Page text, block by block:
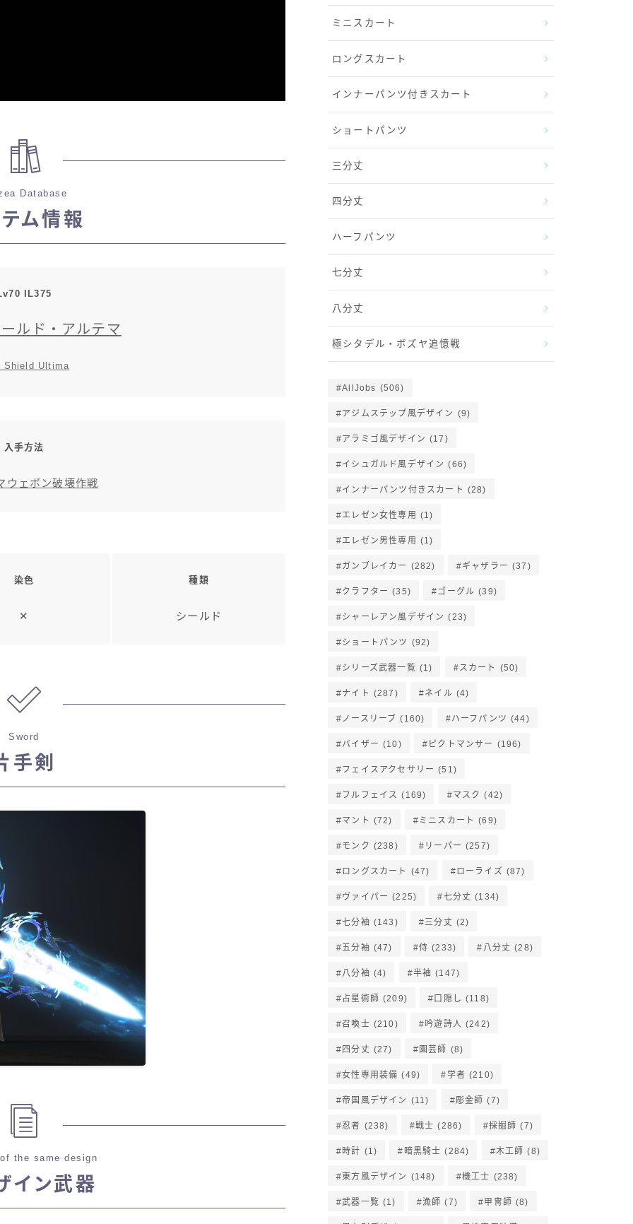
七分丈
Database
ム情報
IL375
ルド・アルテマ
Shield Ultima
入手方法
ウェポン破壊作戦
染色
✕
種類
シールド
Sword
手剣
the same design
イン武器
ミニスカート
ロングスカート
インナーパンツ付きスカート
ショートパンツ
三分丈
四分丈
ハーフパンツ
七分丈
八分丈
極シタデル・ボズヤ追憶戦
AllJobs (506)
アジムステップ風デザイン (9)
アラミゴ風デザイン (17)
イシュガルド風デザイン (66)
インナーパンツ付きスカート (28)
エレゼン女性専用 (1)
エレゼン男性専用 (1)
ガンブレイカー (282) ギャザラー (37)
クラフター (35) ゴーグル (39)
シャーレアン風デザイン (23)
ショートパンツ (92)
シリーズ武器一覧 (1) スカート (50)
ナイト (287) ネイル (4)
ノースリーブ (160) ハーフパンツ (44)
バイザー (10) ピクトマンサー (196)
フェイスアクセサリー (51)
フルフェイス (169) マスク (42)
マント (72) ミニスカート (69)
モンク (238) リーパー (257)
ロングスカート (47) ローライズ (87)
ヴァイパー (225) 七分丈 (134)
七分袖 (143) 三分丈 (2)
五分袖 (47) 侍 (233) 八分丈 (28)
八分袖 (4) 半袖 (147)
占星術師 (209) 口隠し (118)
召喚士 (210) 吟遊詩人 (242)
四分丈 (27) 園芸師 (8)
女性専用装備 (49) 学者 (210)
帝国風デザイン (11) 彫金師 (7)
忍者 (238) 戦士 (286) 採掘師 (7)
時計 (1) 暗黒騎士 (284) 木工師 (8)
東方風デザイン (148) 機工士 (238)
武器一覧 (1) 漁師 (7) 甲冑師 (8)